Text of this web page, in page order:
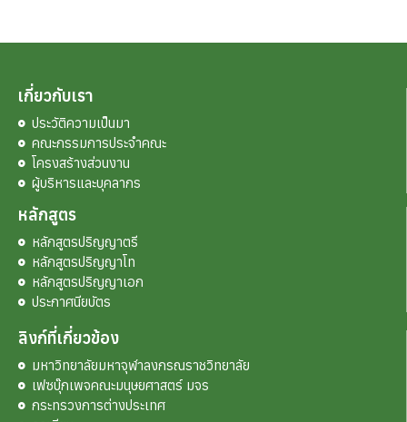
เกี่ยวกับเรา
ประวัติความเป็นมา
คณะกรรมการประจำคณะ
โครงสร้างส่วนงาน
ผู้บริหารและบุคลากร
หลักสูตร
หลักสูตรปริญญาตรี
หลักสูตรปริญญาโท
หลักสูตรปริญญาเอก
ประกาศนียบัตร
ลิงก์ที่เกี่ยวข้อง
มหาวิทยาลัยมหาจุฬาลงกรณราชวิทยาลัย
เฟซบุ๊กเพจคณะมนุษยศาสตร์ มจร
กระทรวงการต่างประเทศ